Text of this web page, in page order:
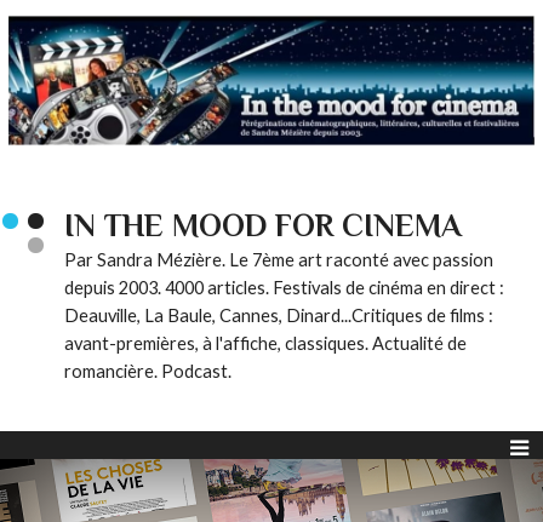
IN THE MOOD FOR CINEMA
Par Sandra Mézière. Le 7ème art raconté avec passion
depuis 2003. 4000 articles. Festivals de cinéma en direct :
Deauville, La Baule, Cannes, Dinard...Critiques de films :
avant-premières, à l'affiche, classiques. Actualité de
romancière. Podcast.